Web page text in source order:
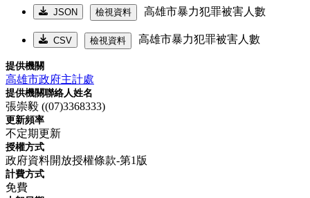
JSON 檢視資料 高雄市暴力犯罪被害人數
CSV 檢視資料 高雄市暴力犯罪被害人數
提供機關
高雄市政府主計處
提供機關聯絡人姓名
張崇毅 ((07)3368333)
更新頻率
不定期更新
授權方式
政府資料開放授權條款-第1版
計費方式
免費